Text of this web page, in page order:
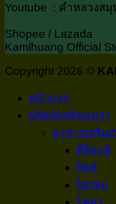
Youtube : คำหลวงสมุ
Shopee / Lazada
Kamlhuang Official
Copyright 2026 ©
หน้าเเรก
ผลิตภัณฑ์ของเรา
อาหารเสริม
ดีท็อกซ์
ริซซ์
ไคเซน